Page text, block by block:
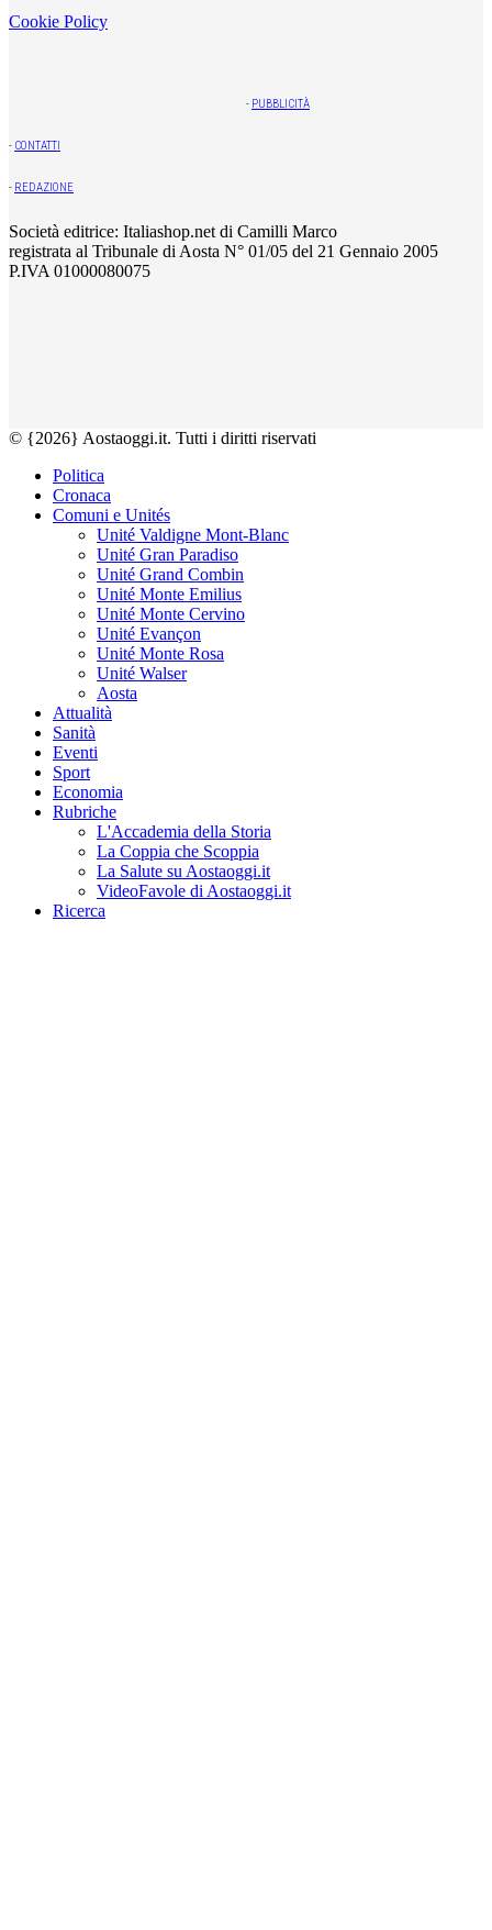
Cookie Policy
- PUBBLICITÀ
- CONTATTI
- REDAZIONE
Società editrice: Italiashop.net di Camilli Marco
registrata al Tribunale di Aosta N° 01/05 del 21 Gennaio 2005
P.IVA 01000080075
© {2026} Aostaoggi.it. Tutti i diritti riservati
Politica
Cronaca
Comuni e Unités
Unité Valdigne Mont-Blanc
Unité Gran Paradiso
Unité Grand Combin
Unité Monte Emilius
Unité Monte Cervino
Unité Evançon
Unité Monte Rosa
Unité Walser
Aosta
Attualità
Sanità
Eventi
Sport
Economia
Rubriche
L'Accademia della Storia
La Coppia che Scoppia
La Salute su Aostaoggi.it
VideoFavole di Aostaoggi.it
Ricerca